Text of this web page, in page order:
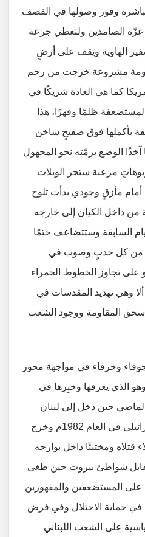
وفور وصولها في القصف
غزّة الصامدين ولتعطي جرعة
الهاوية ويقف على أرضٍ
مشروعة خرجت من رحم
كما هي العادة شريكًا في
ظلمًا وقهرًا، هذا
بأكملها فوق صفيحٍ ساخن
الوضع برمّته نحو المجهول
مرعبة ستجر الويلات
مأزقٍ وجودي بدأت تلوح
من داخل الكيان إلى خارجه
السابقة وستتضاعف حتمًا
من كل حدبٍ وصوب في
على تجاوز الخطوط الحمراء
وهي تهديد المقدسات في
المقاومة ووجود الشعب
جوفاء وخرقاء في مواجهة محور
الذي يعرفها وخبِرها في
الماضي حين دخل إلى لبنان
داعمًا ومؤازرًا الاجتياح الإسرائيلي في العام 1982م وخرج
قتلاه ومختبئًا داخل بوارجه
شواطئ بيروت حين طغى
على المستضعفين والمقهورين
في حماية الاحتلال وفي فرض
على الشعب اللبناني